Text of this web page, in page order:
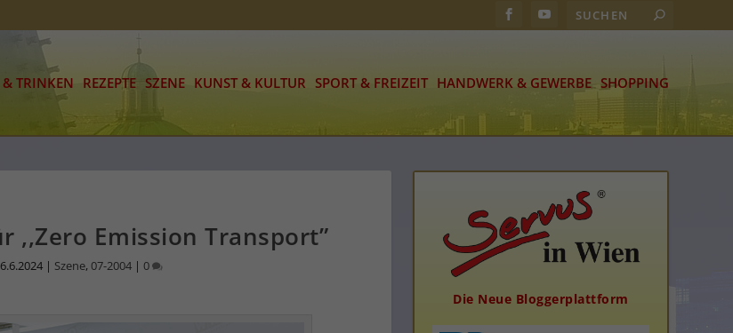
& TRINKEN REZEPTE SZENE KUNST & KULTUR SPORT & FREIZEIT HANDWERK & GEWERBE SHOPPING
Emission Transport”
| Szene,07-2004 | 0
Die Neue Bloggerplattform